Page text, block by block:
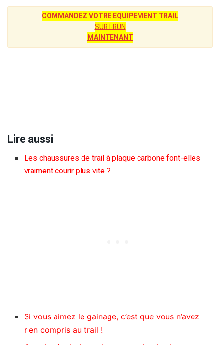
COMMANDEZ VOTRE EQUIPEMENT TRAIL
SUR I-RUN
MAINTENANT
Lire aussi
Les chaussures de trail à plaque carbone font-elles
vraiment courir plus vite ?
Si vous aimez le gainage, c’est que vous n’avez
rien compris au trail !